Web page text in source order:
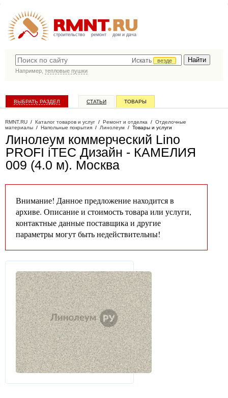
строительство ремонт дом и дача
Искать
везде
Например, тепловые пушки
ВЫБРАТЬ РАЗДЕЛ СТАТЬИ ТОВАРЫ
RMNT.RU / Каталог товаров и услуг / Ремонт и отделка / Отделочные
материалы / Напольные покрытия / Линолеум / Товары и услуги
Линолеум коммерческий Lino
PROFI iTEC Дизайн - КАМЕЛИЯ
009 (4.0 м). Москва
Внимание! Данное предложение находится в
архиве. Описание и стоимость товара или услуги,
контактные данные поставщика и другие
параметры могут быть недействительны!